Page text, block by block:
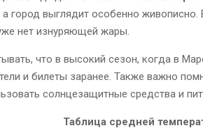
город выглядит особенно
нет изнуряющей жары.
что в высокий сезон, когда в
и билеты заранее. Также важно
солнцезащитные средства и
Таблица средней